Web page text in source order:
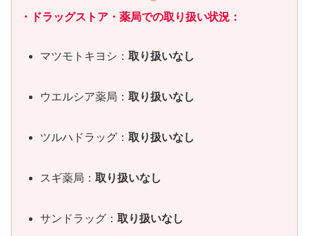
・ ドラッグストア・薬局での取り扱い状況 ：
マツモトキヨシ：取り扱いなし
ウエルシア薬局：取り扱いなし
ツルハドラッグ：取り扱いなし
スギ薬局：取り扱いなし
サンドラッグ：取り扱いなし